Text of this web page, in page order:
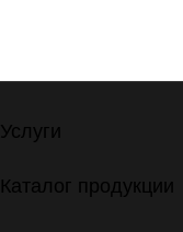
Услуги
Каталог продукции